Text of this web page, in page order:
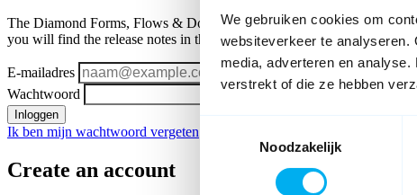
We gebruiken cookies om
websiteverkeer te analyseren.
media, adverteren en
verstrekt of die ze hebben
Noodzakelijk
The Diamond Forms, Flows & Docs member area keeps you up to
you will find the release notes in the member area.
E-mailadres
Wachtwoord
Inloggen
Ik ben mijn wachtwoord vergeten
Create an account